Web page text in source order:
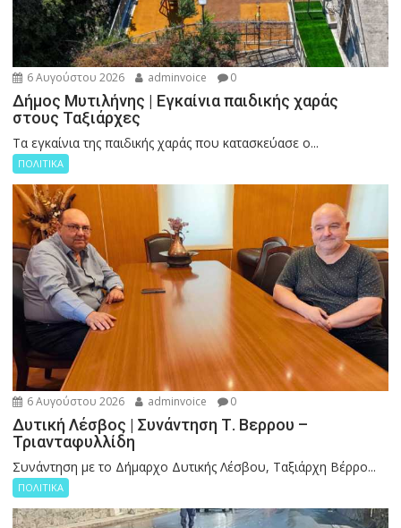
6 Αυγούστου 2026 adminvoice 0
Δήμος Μυτιλήνης | Εγκαίνια παιδικής χαράς
στους Ταξιάρχες
Tα εγκαίνια της παιδικής χαράς που κατασκεύασε ο...
ΠΟΛΙΤΙΚΑ
6 Αυγούστου 2026 adminvoice 0
Δυτική Λέσβος | Συνάντηση Τ. Βερρου –
Τριανταφυλλίδη
Συνάντηση με το Δήμαρχο Δυτικής Λέσβου, Ταξιάρχη Βέρρο...
ΠΟΛΙΤΙΚΑ